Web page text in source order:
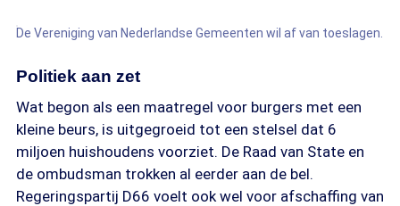
De Vereniging van Nederlandse Gemeenten wil af van toeslagen.
Politiek aan zet
Wat begon als een maatregel voor burgers met een
kleine beurs, is uitgegroeid tot een stelsel dat 6
miljoen huishoudens voorziet. De Raad van State en
de ombudsman trokken al eerder aan de bel.
Regeringspartij D66 voelt ook wel voor afschaffing van